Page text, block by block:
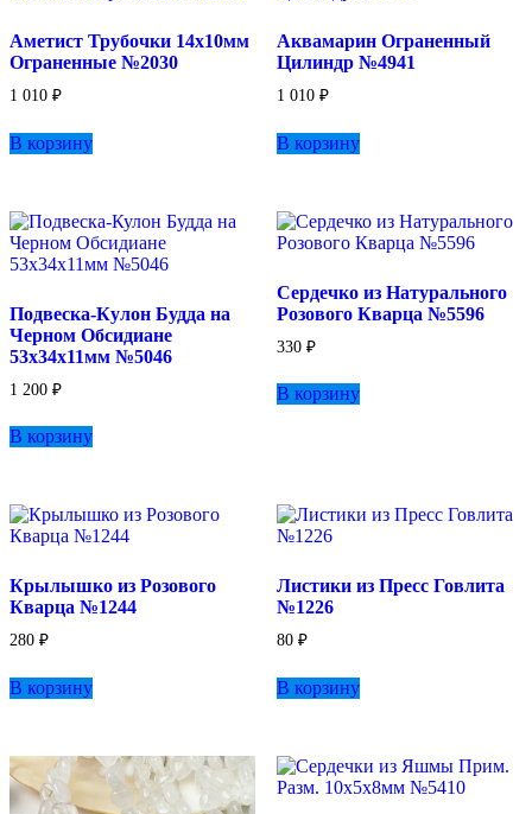
Аметист Трубочки 14х10мм
Ограненные №2030
1 010 ₽
В корзину
Аквамарин Ограненный
Цилиндр №4941
1 010 ₽
В корзину
Подвеска-Кулон Будда на
Черном Обсидиане
53х34х11мм №5046
1 200 ₽
В корзину
Сердечко из Натурального
Розового Кварца №5596
330 ₽
В корзину
Крылышко из Розового
Кварца №1244
280 ₽
В корзину
Листики из Пресс Говлита
№1226
80 ₽
В корзину